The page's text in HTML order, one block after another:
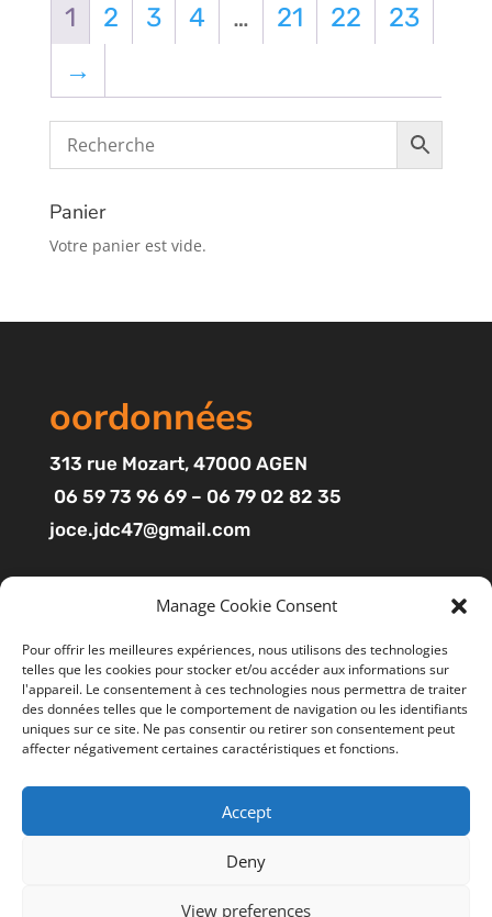
Manage Cookie Consent
Pour offrir les meilleures expériences, nous utilisons des technologies
telles que les cookies pour stocker et/ou accéder aux informations sur
l'appareil. Le consentement à ces technologies nous permettra de traiter
des données telles que le comportement de navigation ou les identifiants
uniques sur ce site. Ne pas consentir ou retirer son consentement peut
affecter négativement certaines caractéristiques et fonctions.
Accept
Deny
View preferences
1 2 3 4 … 21 22
23
→
Panier
Votre panier est vide.
oordonnées
313 rue Mozart, 47000 AGEN
06 59 73 96 69 – 06 79 02 82 35
joce.jdc47@gmail.com
Boutique
Mon compte
Contact
Liens utiles
Ce site utilise des cookies pour améliorer votre
expérience. En cliquant sur “ACCEPTER”, vous consentez à
l'utilisation de tous les cookies. Vous pouvez suivre le lien